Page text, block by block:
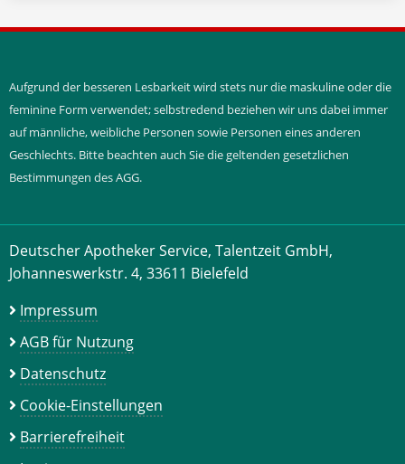
Aufgrund der besseren Lesbarkeit wird stets nur die maskuline oder die
feminine Form verwendet; selbstredend beziehen wir uns dabei immer
auf männliche, weibliche Personen sowie Personen eines anderen
Geschlechts. Bitte beachten auch Sie die geltenden gesetzlichen
Bestimmungen des AGG.
Deutscher Apotheker Service, Talentzeit GmbH,
Johanneswerkstr. 4, 33611 Bielefeld
Impressum
AGB für Nutzung
Datenschutz
Cookie-Einstellungen
Barrierefreiheit